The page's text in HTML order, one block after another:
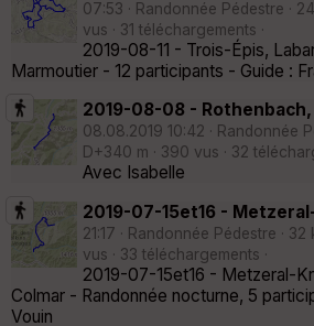
07:53 · Randonnée Pédestre ·
vus · 31 téléchargements ·
2019-08-11 - Trois-Épis,
Marmoutier - 12 participants - Guide :
2019-08-08 -
08.08.2019 10:42 · Randonnée
D+340 m · 390 vus · 32
Avec Isabelle
2019-07-15et16 -
21:17 · Randonnée Pédestre · 32
vus · 33 téléchargements ·
2019-07-15et16 - Metzeral-
Colmar - Randonnée nocturne, 5
Vouin